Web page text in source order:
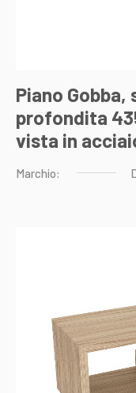
Piano Gobba,
profondita
vista in
Marchio: